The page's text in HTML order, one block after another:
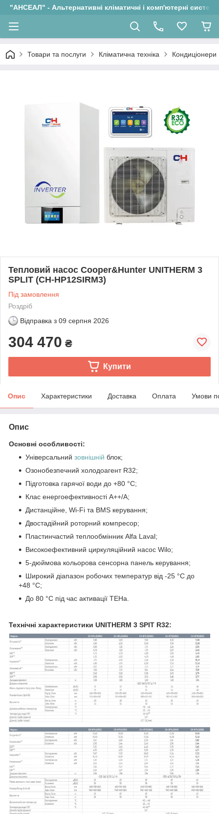
"АНСЕАЛ" - Альтернативні кліматичні і комп'ютерні системи
Товари та послуги Кліматична техніка Кондиціонери
Тепловий насос Cooper&Hunter UNITHERM 3
SPLIT (CH-HP12SIRM3)
Під замовлення
Роздріб
Відправка з 09 серпня 2026
304 470 ₴
Купити
Опис Характеристики Доставка Оплата Умови
Опис
Основні особливості:
Універсальний зовнішній блок;
Озонобезпечний холодоагент R32;
Підготовка гарячої води до +80 °C;
Клас енергоефективності А++/А;
Дистанційне, Wi-Fi та BMS керування;
Двостадійний роторний компресор;
Пластинчастий теплообмінник Alfa Laval;
Високоефективний циркуляційний насос Wilo;
5-дюймова кольорова сенсорна панель керування;
Широкий діапазон робочих температур від -25 °C до
+48 °C;
До 80 °C під час активації ТЕНа.
Технічні характеристики UNITHERM 3 SPIT R32: